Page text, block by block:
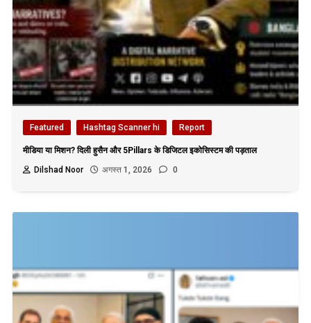
Featured Hashtag Scanner hi Report
मीडिया या मिशन? दिली हुसैन और 5Pillars के डिजिटल इकोसिस्टम की पड़ताल
Dilshad Noor
अगस्त 1, 2026 0